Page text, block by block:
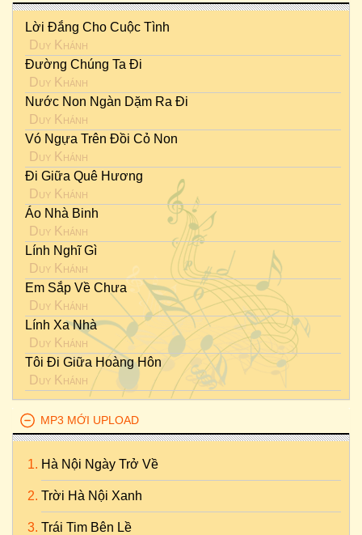
Lời Đắng Cho Cuộc Tình
Duy Khánh
Đường Chúng Ta Đi
Duy Khánh
Nước Non Ngàn Dặm Ra Đi
Duy Khánh
Vó Ngựa Trên Đồi Cỏ Non
Duy Khánh
Đi Giữa Quê Hương
Duy Khánh
Áo Nhà Binh
Duy Khánh
Lính Nghĩ Gì
Duy Khánh
Em Sắp Về Chưa
Duy Khánh
Lính Xa Nhà
Duy Khánh
Tôi Đi Giữa Hoàng Hôn
Duy Khánh
MP3 MỚI UPLOAD
Hà Nội Ngày Trở Về
Trời Hà Nội Xanh
Trái Tim Bên Lề